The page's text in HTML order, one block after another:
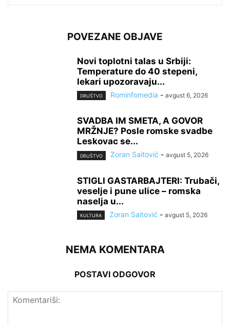
POVEZANE OBJAVE
Novi toplotni talas u Srbiji:
Temperature do 40 stepeni,
lekari upozoravaju...
DRUŠTVO Rominfomedia - avgust 6, 2026
SVADBA IM SMETA, A GOVOR
MRŽNJE? Posle romske svadbe
Leskovac se...
DRUŠTVO Zoran Saitović - avgust 5, 2026
STIGLI GASTARBAJTERI: Trubači,
veselje i pune ulice – romska
naselja u...
KULTURA Zoran Saitović - avgust 5, 2026
NEMA KOMENTARA
POSTAVI ODGOVOR